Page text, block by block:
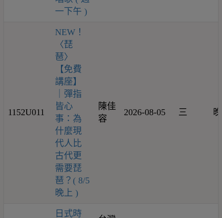
一下午 )
1152U011
NEW！
〈琵
琶〉
【免費
講座】
｜彈指
皆心
事：為
什麼現
代人比
古代更
需要琵
琶？( 8/5
晚上 )
陳佳
容
2026-08-05 三
日式時